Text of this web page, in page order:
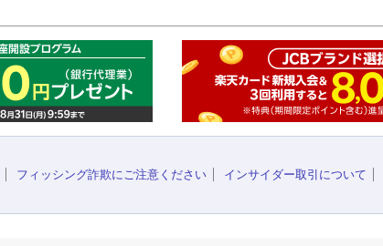
フィッシング詐欺にご注意ください インサイダー取引について